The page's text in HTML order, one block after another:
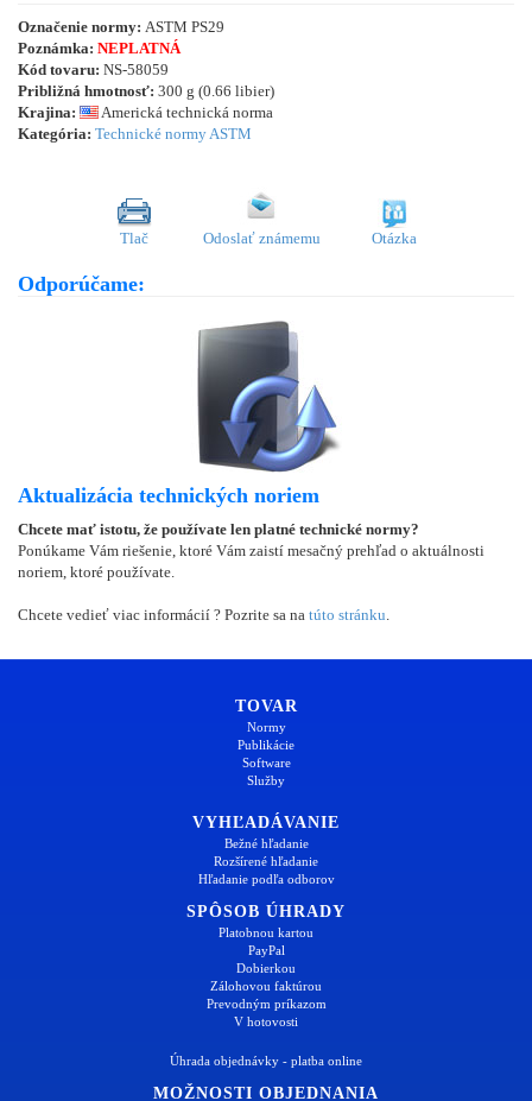
Označenie normy: ASTM PS29
Poznámka: NEPLATNÁ
Kód tovaru: NS-58059
Približná hmotnosť: 300 g (0.66 libier)
Krajina:
Americká technická norma
Kategória: Technické normy ASTM
Tlač Odoslať známemu Otázka
Odporúčame:
Aktualizácia technických noriem
Chcete mať istotu, že používate len platné technické normy?
Ponúkame Vám riešenie, ktoré Vám zaistí mesačný prehľad o aktuálnosti
noriem, ktoré používate.
Chcete vedieť viac informácií ? Pozrite sa na túto stránku
TOVAR
Normy
Publikácie
Software
Služby
VYHĽADÁVANIE
Bežné hľadanie
Rozšírené hľadanie
Hľadanie podľa odborov
SPÔSOB ÚHRADY
Platobnou kartou
PayPal
Dobierkou
Zálohovou faktúrou
Prevodným príkazom
V hotovosti
Úhrada objednávky - platba online
MOŽNOSTI OBJEDNANIA